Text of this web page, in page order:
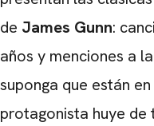
de James Gunn:
años y menciones a
suponga que están
protagonista huye